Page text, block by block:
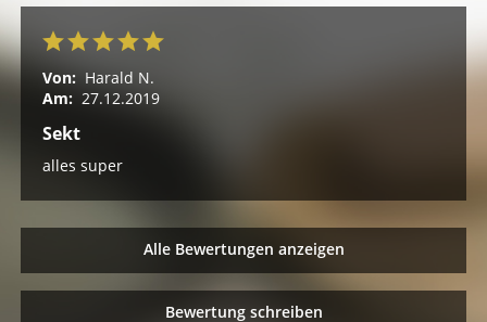
Von: Harald N.
Am: 27.12.2019
Sekt
alles super
Alle Bewertungen anzeigen
Bewertung schreiben